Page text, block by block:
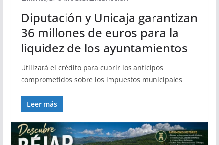
Diputación y Unicaja garantizan
36 millones de euros para la
liquidez de los ayuntamientos
Utilizará el crédito para cubrir los anticipos
comprometidos sobre los impuestos municipales
Leer más